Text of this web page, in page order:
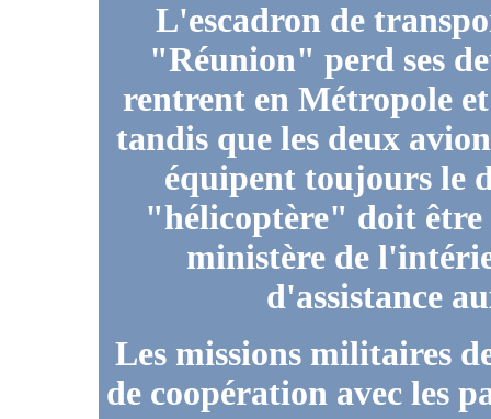
L'escadron de
"Réunion" perd ses
rentrent en Métropole
tandis que les deux
équipent toujours le
"hélicoptère" doit être
ministère de
d'assistance
Les missions militaires
de coopération avec les